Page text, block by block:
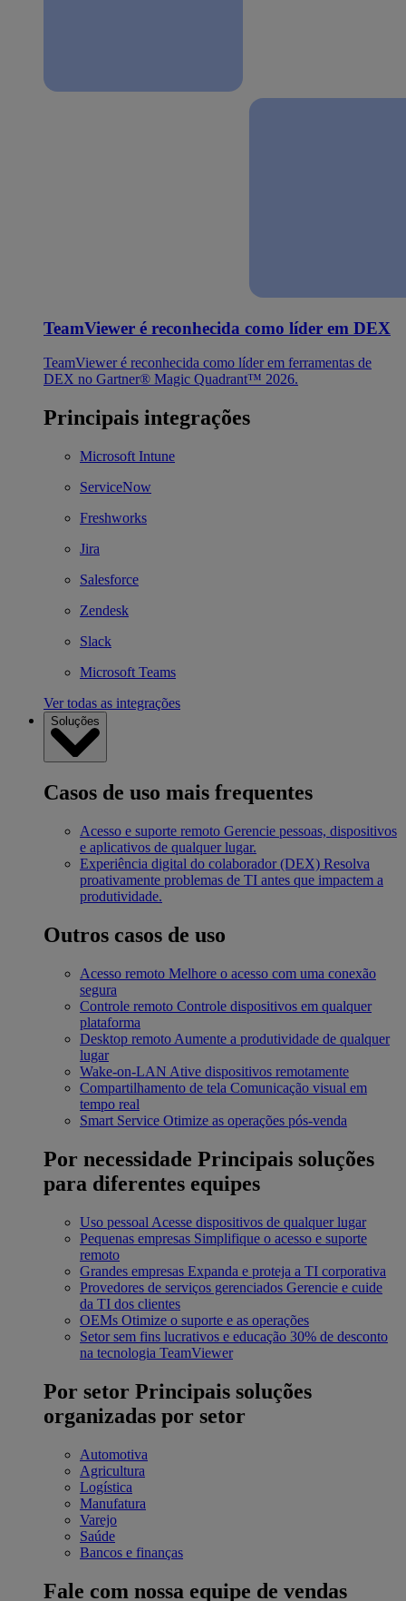
TeamViewer é reconhecida como líder em DEX
TeamViewer é reconhecida como líder em ferramentas de
DEX no Gartner® Magic Quadrant™ 2026.
Principais integrações
Microsoft Intune
ServiceNow
Freshworks
Jira
Salesforce
Zendesk
Slack
Microsoft Teams
Ver todas as integrações
Soluções
Casos de uso mais frequentes
Acesso e suporte remoto Gerencie pessoas, dispositivos
e aplicativos de qualquer lugar.
Experiência digital do colaborador (DEX) Resolva
proativamente problemas de TI antes que impactem a
produtividade.
Outros casos de uso
Acesso remoto Melhore o acesso com uma conexão
segura
Controle remoto Controle dispositivos em qualquer
plataforma
Desktop remoto Aumente a produtividade de qualquer
lugar
Wake-on-LAN Ative dispositivos remotamente
Compartilhamento de tela Comunicação visual em
tempo real
Smart Service Otimize as operações pós-venda
Por necessidade Principais soluções
para diferentes equipes
Uso pessoal Acesse dispositivos de qualquer lugar
Pequenas empresas Simplifique o acesso e suporte
remoto
Grandes empresas Expanda e proteja a TI corporativa
Provedores de serviços gerenciados Gerencie e cuide
da TI dos clientes
OEMs Otimize o suporte e as operações
Setor sem fins lucrativos e educação 30% de desconto
na tecnologia TeamViewer
Por setor Principais soluções
organizadas por setor
Automotiva
Agricultura
Logística
Manufatura
Varejo
Saúde
Bancos e finanças
Fale com nossa equipe de vendas